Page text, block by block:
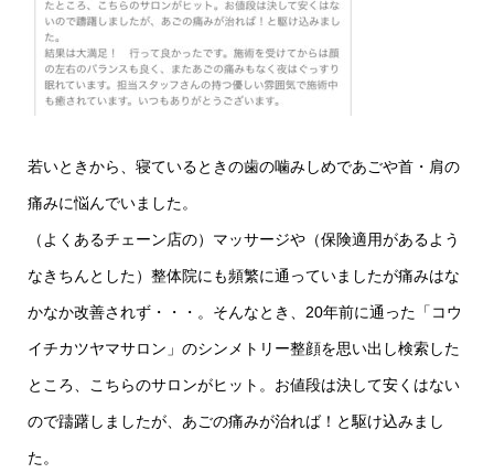
若いときから、寝ているときの歯の噛みしめであごや首・肩の
痛みに悩んでいました。
（よくあるチェーン店の）マッサージや（保険適用があるよう
なきちんとした）整体院にも頻繁に通っていましたが痛みはな
かなか改善されず・・・。そんなとき、20年前に通った「コウ
イチカツヤマサロン」のシンメトリー整顔を思い出し検索した
ところ、こちらのサロンがヒット。お値段は決して安くはない
ので躊躇しましたが、あごの痛みが治れば！と駆け込みまし
た。